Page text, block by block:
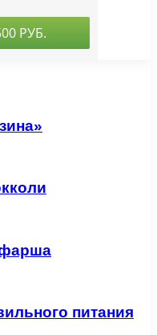
фарша
питания